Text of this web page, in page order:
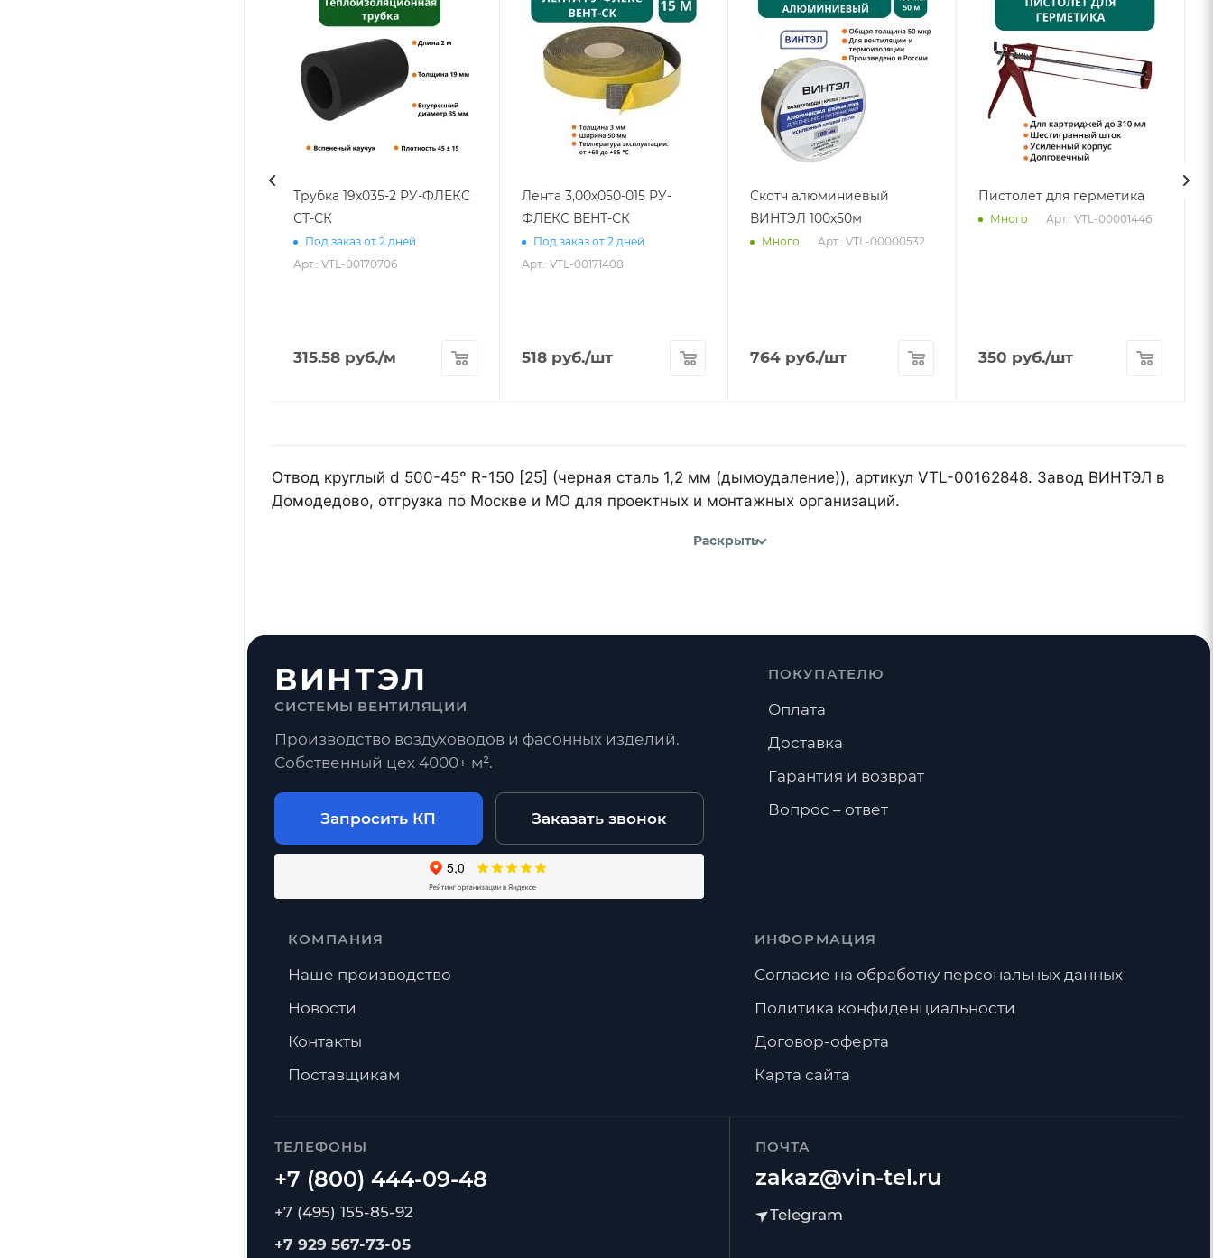
Трубка 19х035-2 РУ-ФЛЕКС
СТ-СК
Под заказ от 2 дней
Арт.: VTL-00170706
315.58 руб./м
Лента 3,00х050-015 РУ-
ФЛЕКС ВЕНТ-СК
Под заказ от 2 дней
Арт.: VTL-00171408
518 руб./шт
Скотч алюминиевый
ВИНТЭЛ 100х50м
Много Арт.: VTL-00000532
764 руб./шт
Пистолет для герметика
Много Арт.: VTL-00001446
350 руб./шт
Отвод круглый d 500-45° R-150 [25] (черная сталь 1,2 мм (дымоудаление)), артикул VTL-00162848. Завод ВИНТЭЛ в
Домодедово, отгрузка по Москве и МО для проектных и монтажных организаций.
Раскрыть
ВИНТЭЛ
СИСТЕМЫ ВЕНТИЛЯЦИИ
Производство воздуховодов и фасонных изделий.
Собственный цех 4000+ м².
Запросить КП Заказать звонок
ТЕЛЕФОНЫ
+7 (495) 155-85-92
+7 929 567-73-05
ПОЧТА
zakaz@vin-tel.ru
ПОКУПАТЕЛЮ
Оплата
Доставка
Гарантия и возврат
Вопрос – ответ
КОМПАНИЯ
Наше производство
Новости
Контакты
Поставщикам
ИНФОРМАЦИЯ
Согласие на обработку персональных данных
Политика конфиденциальности
Договор-оферта
Карта сайта